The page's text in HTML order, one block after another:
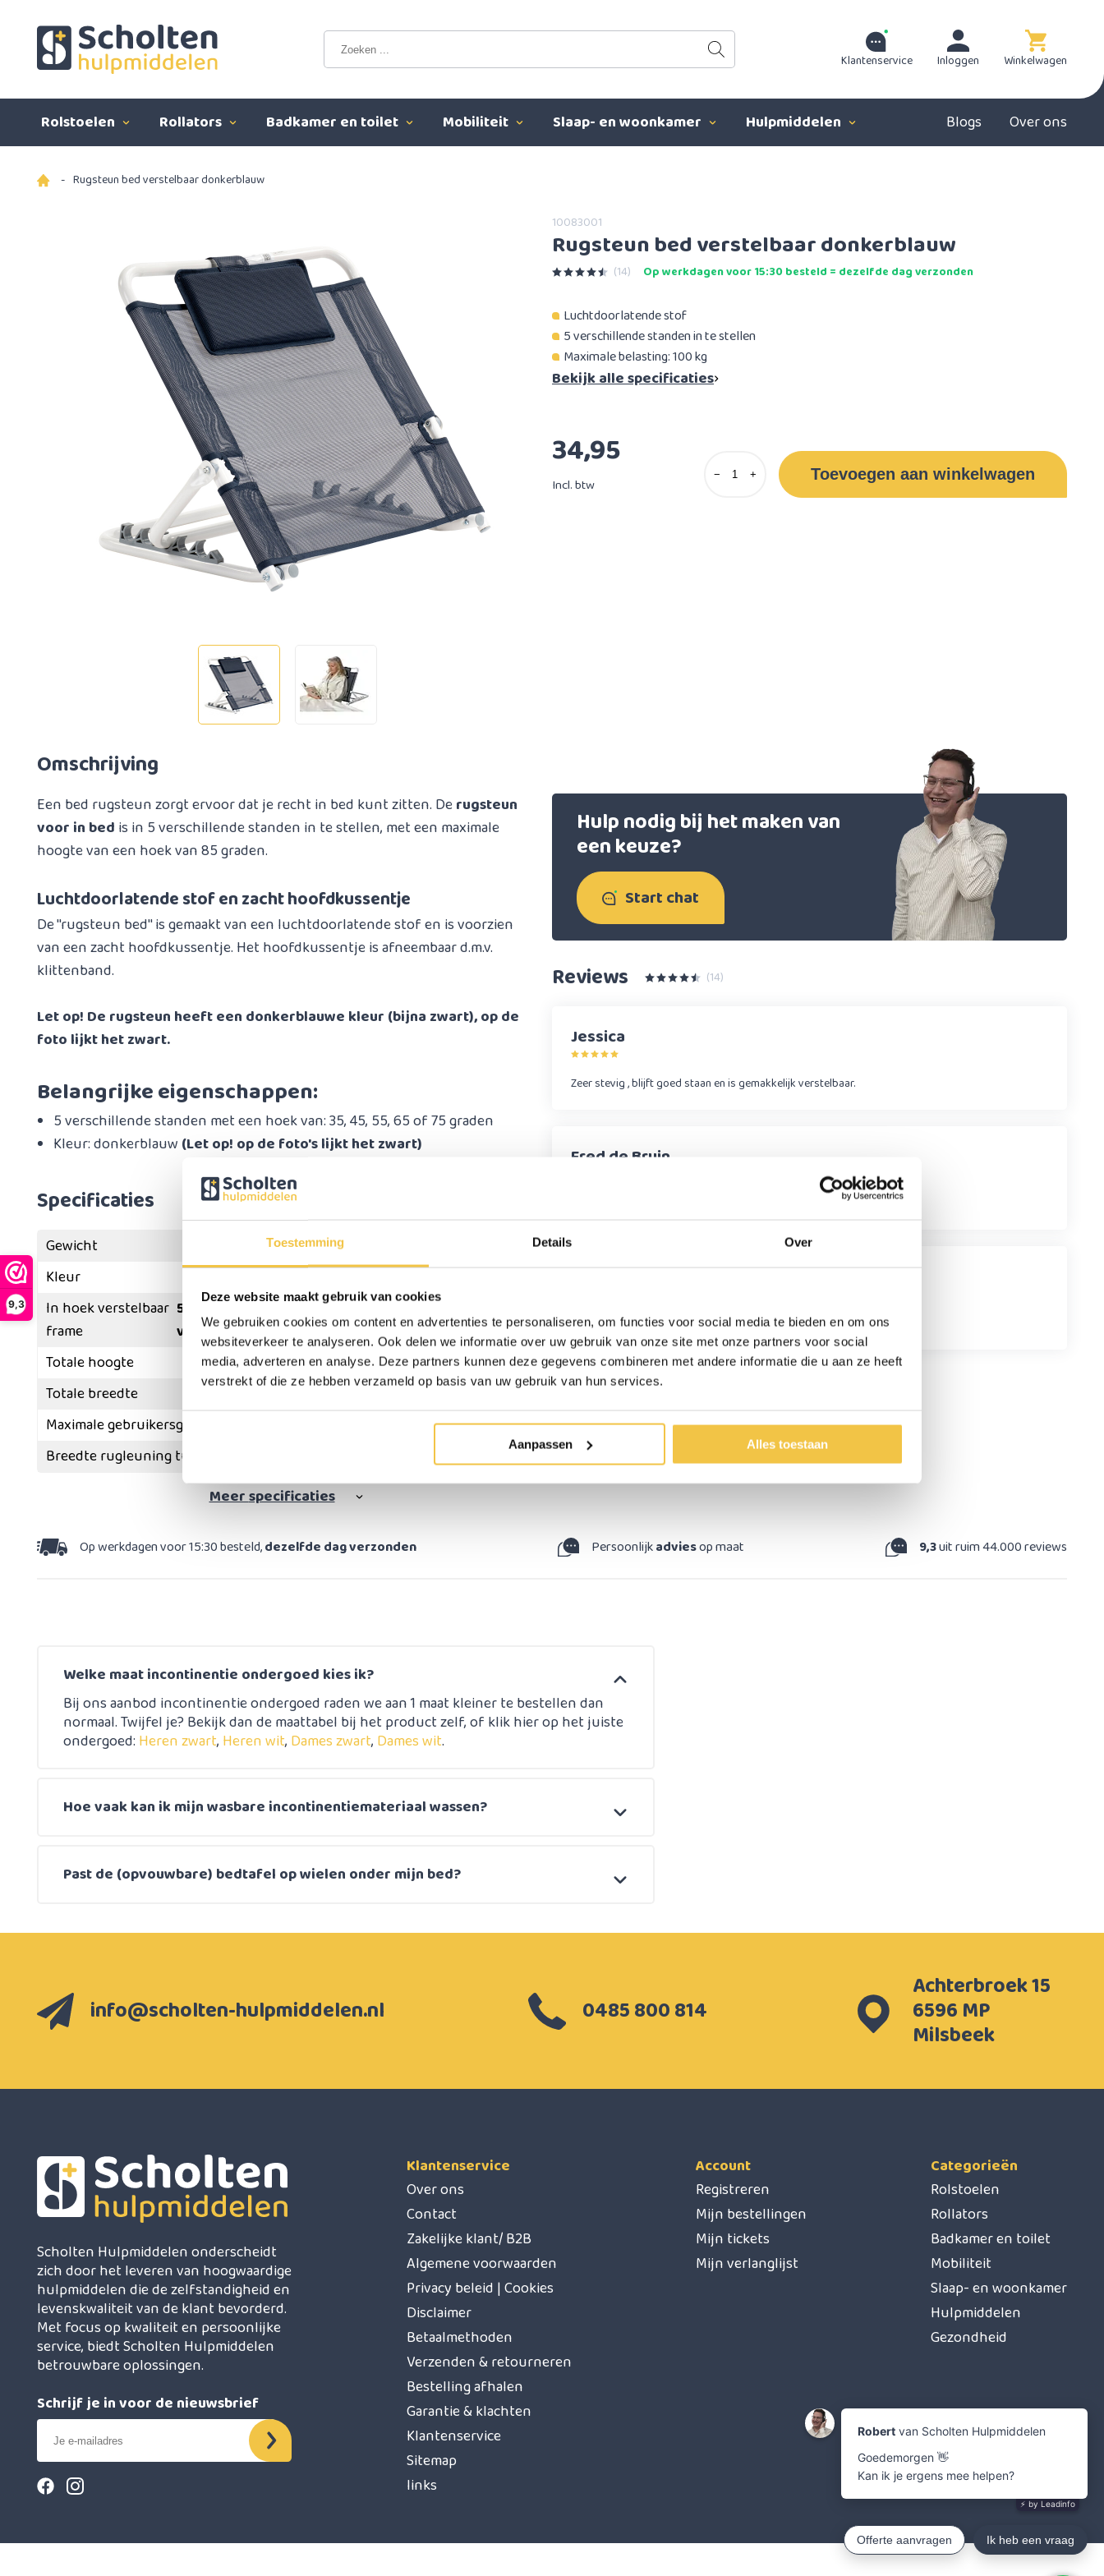
Toestemming Details Over
Deze website maakt gebruik van cookies
We gebruiken cookies om content en advertenties te personaliseren, om functies voor social media te bieden en om ons
websiteverkeer te analyseren. Ook delen we informatie over uw gebruik van onze site met onze partners voor social
media, adverteren en analyse. Deze partners kunnen deze gegevens combineren met andere informatie die u aan ze heeft
verstrekt of die ze hebben verzameld op basis van uw gebruik van hun services.
Aanpassen Alles toestaan
9,3
Klantenservice Inloggen Winkelwagen
Rolstoelen Rollators Badkamer en toilet Mobiliteit Slaap- en woonkamer Hulpmiddelen Blogs Over ons
- Rugsteun bed verstelbaar donkerblauw
10083001
Rugsteun bed verstelbaar donkerblauw
(14) Op werkdagen voor 15:30 besteld = dezelfde dag verzonden
Luchtdoorlatende stof
5 verschillende standen in te stellen
Maximale belasting: 100 kg
Bekijk alle specificaties
34,95
Incl. btw
− + Toevoegen aan winkelwagen
Omschrijving
Een bed rugsteun zorgt ervoor dat je recht in bed kunt zitten. Derugsteun
voor in bed is in 5 verschillende standen in te stellen, met een maximale
hoogte van een hoek van 85 graden.
Luchtdoorlatende stof en zacht hoofdkussentje
De ''rugsteun bed'' is gemaakt van een luchtdoorlatende stof en is voorzien
van een zacht hoofdkussentje. Het hoofdkussentje is afneembaar d.m.v.
klittenband.
Let op! De rugsteun heeft een donkerblauwe kleur (bijna zwart), op de
foto lijkt het zwart.
Belangrijke eigenschappen:
5 verschillende standen met een hoek van: 35, 45, 55, 65 of 75 graden
Kleur: donkerblauw (Let op! op de foto's lijkt het zwart)
Specificaties
Gewicht
Kleur
In hoek verstelbaar
frame
5 verschillende standen met een maximale stand
van 85 graden
Totale hoogte
58 cm
Totale breedte
61 cm
Maximale gebruikersgewicht
100 kg
Breedte rugleuning tussen buizen
51 cm
Meerspecificaties
Hulp nodig bij het maken van
een keuze?
Start chat
Reviews (14)
Jessica
Zeer stevig , blijft goed staan en is gemakkelijk verstelbaar.
Fred de Bruin
Tanja Rosenkrantz
Doet wat ie moet doen
Op werkdagen voor 15:30 besteld,dezelfde dag verzonden Persoonlijkadviesop maat 9,3uit ruim 44.000 reviews
Welke maat incontinentie ondergoed kies ik?
Bij ons aanbod incontinentie ondergoed raden we aan 1 maat kleiner te bestellen dan
normaal. Twijfel je? Bekijk dan de maattabel bij het product zelf, of klik hier op het juiste
ondergoed: Heren zwart, Heren wit, Dames zwart, Dames wit.
Hoe vaak kan ik mijn wasbare incontinentiemateriaal wassen?
Past de (opvouwbare) bedtafel op wielen onder mijn bed?
info@scholten-hulpmiddelen.nl 0485 800 814
Achterbroek 15
6596 MP
Milsbeek
Scholten Hulpmiddelen onderscheidt
zich door het leveren van hoogwaardige
hulpmiddelen die de zelfstandigheid en
levenskwaliteit van de klant bevorderd.
Met focus op kwaliteit en persoonlijke
service, biedt Scholten Hulpmiddelen
betrouwbare oplossingen.
Schrijf je in voor de nieuwsbrief
Klantenservice
Over ons
Contact
Zakelijke klant/ B2B
Algemene voorwaarden
Privacy beleid | Cookies
Disclaimer
Betaalmethoden
Verzenden & retourneren
Bestelling afhalen
Garantie & klachten
Klantenservice
Sitemap
links
Account
Registreren
Mijn bestellingen
Mijn tickets
Mijn verlanglijst
Categorieën
Rolstoelen
Rollators
Badkamer en toilet
Mobiliteit
Slaap- en woonkamer
Hulpmiddelen
Gezondheid